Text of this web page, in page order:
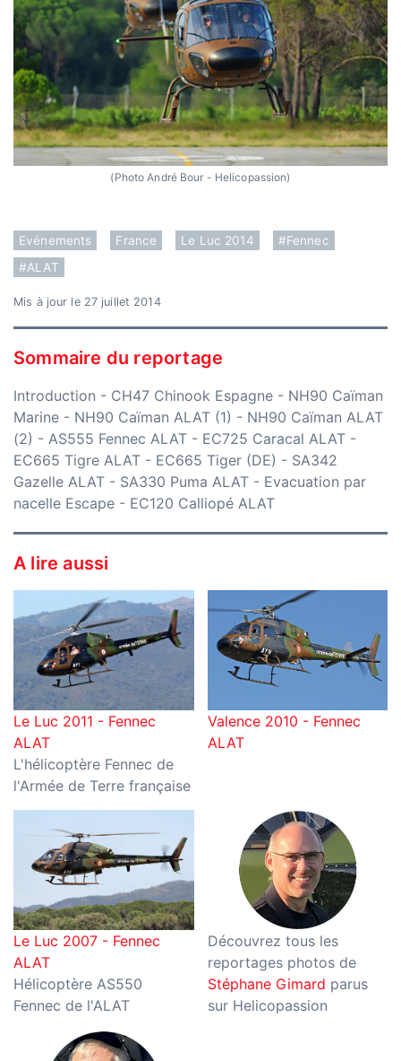
(Photo André Bour - Helicopassion)
Evénements France Le Luc 2014
#Fennec
#ALAT
Mis à jour le 27 juillet 2014
Sommaire du reportage
Introduction - CH47 Chinook Espagne - NH90 Caïman
Marine - NH90 Caïman ALAT (1) - NH90 Caïman ALAT
(2) - AS555 Fennec ALAT - EC725 Caracal ALAT -
EC665 Tigre ALAT - EC665 Tiger (DE) - SA342
Gazelle ALAT - SA330 Puma ALAT - Evacuation par
nacelle Escape - EC120 Calliopé ALAT
A lire aussi
Le Luc 2011 - Fennec
ALAT
L'hélicoptère Fennec de
l'Armée de Terre française
Valence 2010 - Fennec
ALAT
Le Luc 2007 - Fennec
ALAT
Hélicoptère AS550
Fennec de l'ALAT
Découvrez tous les
reportages photos de
Stéphane Gimard parus
sur Helicopassion